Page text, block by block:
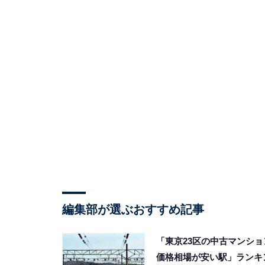
編集部が選ぶおすすめ記事
「東京23区の中古マンシ
価格相場が安い駅」ランキ